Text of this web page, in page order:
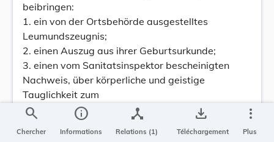
beibringen:
1. ein von der Ortsbehörde ausgestelltes
Leumundszeugnis;
2. einen Auszug aus ihrer Geburtsurkunde;
3. einen vom Sanitatsinspektor bescheinigten
Nachweis, über körperliche und geistige
Tauglichkeit zum
Krankenpflegeberuf.
Die Aufnahmegesuche, nebst den notigen
Belegen, sind bis zum 12. Februar künftig an den
search
Chercher
info
Informations
device_hub
Relations (1)
save_alt
Téléchargement
more_vert
Plus